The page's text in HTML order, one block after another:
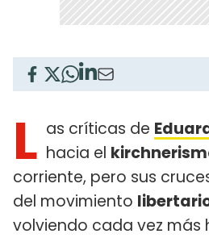
L as críticas de
hacia el
corriente, pero sus
del movimiento
volviendo cada vez más